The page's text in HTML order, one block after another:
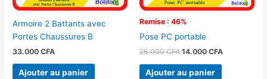
Armoire 2 Battants avec
Portes Chaussures B
33.000CFA
Ajouter au panier
Remise : 46%
Pose PC portable
26.000CFA 14.000 CFA
Ajouter au panier